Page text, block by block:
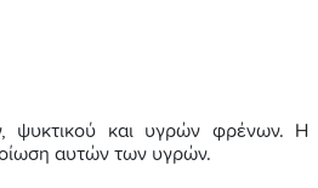
ψυκτικού και υγρών φρένων. Η
αυτών των υγρών.